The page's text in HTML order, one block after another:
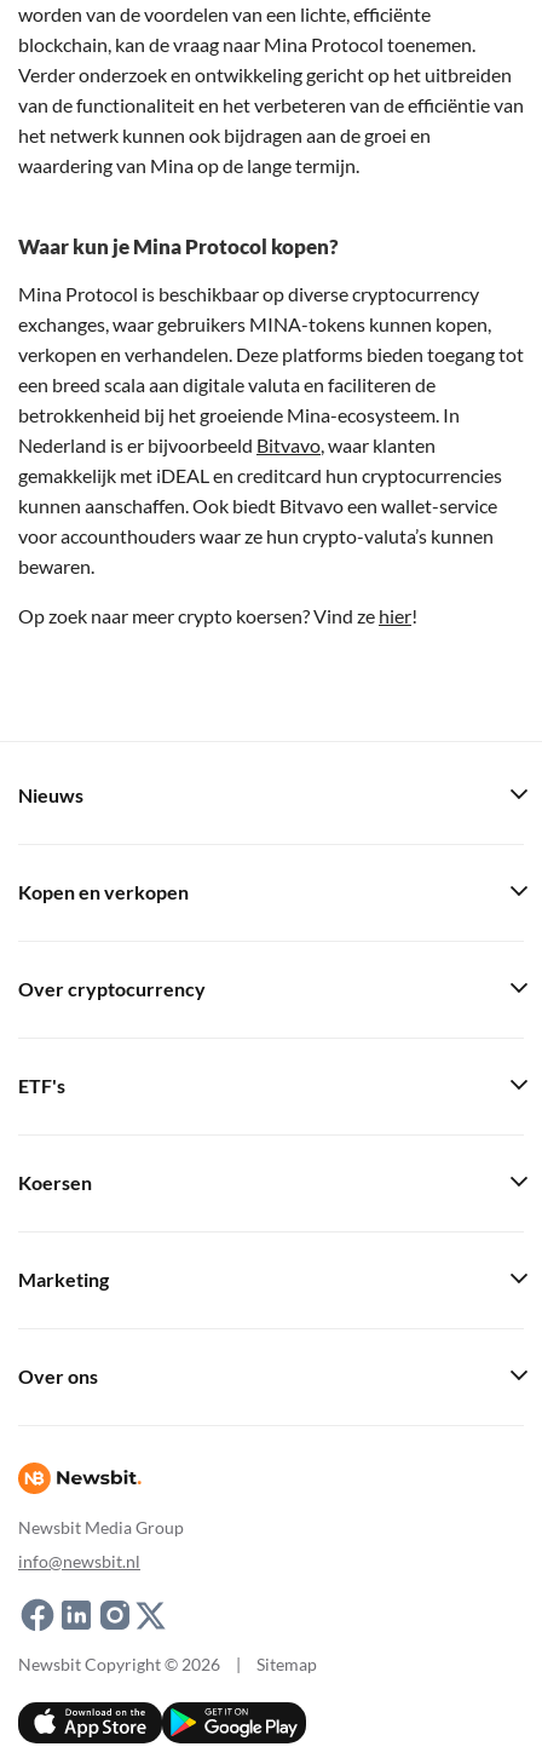
worden van de voordelen van een lichte, efficiënte
blockchain, kan de vraag naar Mina Protocol toenemen.
Verder onderzoek en ontwikkeling gericht op het uitbreiden
van de functionaliteit en het verbeteren van de efficiëntie van
het netwerk kunnen ook bijdragen aan de groei en
waardering van Mina op de lange termijn.
Waar kun je Mina Protocol kopen?
Mina Protocol is beschikbaar op diverse cryptocurrency
exchanges, waar gebruikers MINA-tokens kunnen kopen,
verkopen en verhandelen. Deze platforms bieden toegang tot
een breed scala aan digitale valuta en faciliteren de
betrokkenheid bij het groeiende Mina-ecosysteem. In
Nederland is er bijvoorbeeld Bitvavo, waar klanten
gemakkelijk met iDEAL en creditcard hun cryptocurrencies
kunnen aanschaffen. Ook biedt Bitvavo een wallet-service
voor accounthouders waar ze hun crypto-valuta’s kunnen
bewaren.
Op zoek naar meer crypto koersen? Vind ze hier!
Newsbit Media Group
info@newsbit.nl
Nieuws
Kopen en verkopen
Over cryptocurrency
ETF's
Koersen
Marketing
Over ons
Newsbit Copyright © 2026 | Sitemap